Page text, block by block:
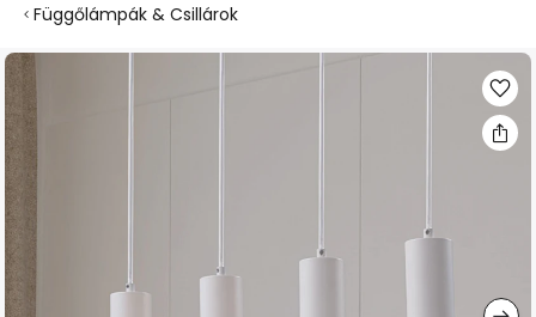
Függőlámpák & Csillárok
Ugrás
a
képgaléria
végére